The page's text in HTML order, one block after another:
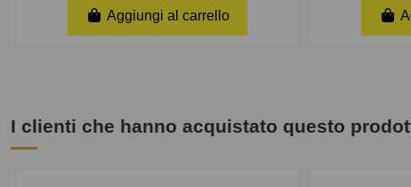
Aggiungi al carrello
I clienti che hanno acquistato questo